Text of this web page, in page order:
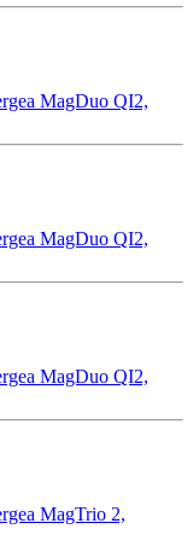
MagDuo QI2,
MagDuo QI2,
MagDuo QI2,
MagTrio 2,